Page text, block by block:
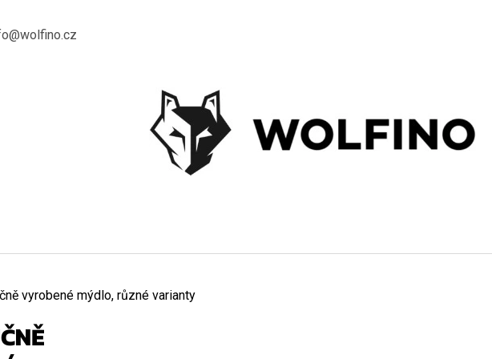
vyrobené mýdlo, různé varianty
CO POTŘEBUJETE NAJÍT?
HLEDAT
FED